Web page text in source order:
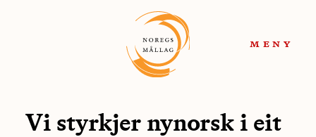
meny
Vi styrkjer nynorsk i eit